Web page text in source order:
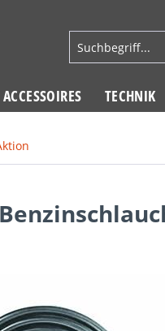
ACCESSOIRES TECHNIK